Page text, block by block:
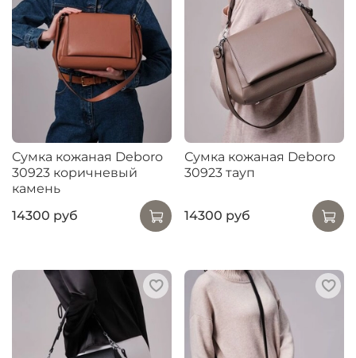
Сумка кожаная Deboro
30923 коричневый
камень
14300 руб
Сумка кожаная Deboro
30923 тауп
14300 руб